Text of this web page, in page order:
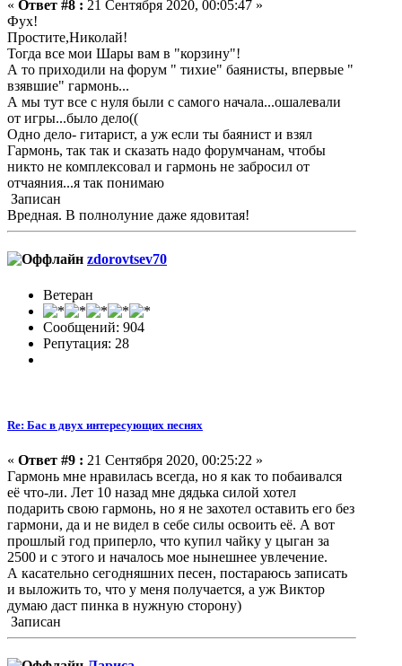
« Ответ #8 : 21 Сентября 2020, 00:05:47 »
Фух!
Простите,Николай!
Тогда все мои Шары вам в "корзину"!
А то приходили на форум " тихие" баянисты, впервые "
взявшие" гармонь...
А мы тут все с нуля были с самого начала...ошалевали
от игры...было дело((
Одно дело- гитарист, а уж если ты баянист и взял
Гармонь, так так и сказать надо форумчанам, чтобы
никто не комплексовал и гармонь не забросил от
отчаяния...я так понимаю
Записан
Вредная. В полнолуние даже ядовитая!
zdorovtsev70
Ветеран
Сообщений: 904
Репутация: 28
Re: Бас в двух интересующих песнях
« Ответ #9 : 21 Сентября 2020, 00:25:22 »
Гармонь мне нравилась всегда, но я как то побаивался
её что-ли. Лет 10 назад мне дядька силой хотел
подарить свою гармонь, но я не захотел оставить его без
гармони, да и не видел в себе силы освоить её. А вот
прошлый год приперло, что купил чайку у цыган за
2500 и с этого и началось мое нынешнее увлечение.
А касательно сегодняшних песен, постараюсь записать
и выложить то, что у меня получается, а уж Виктор
думаю даст пинка в нужную сторону)
Записан